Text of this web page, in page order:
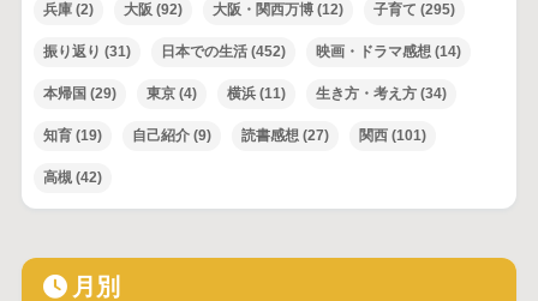
兵庫(2) 大阪 (92) 大阪・関西万博(12) 子育て (295)
振り返り (31) 日本での生活(452) 映画・ドラマ感想(14)
本帰国 (29) 東京(4) 横浜(11) 生き方・考え方(34)
知育(19) 自己紹介(9) 読書感想(27) 関西(101)
高槻(42)
月別